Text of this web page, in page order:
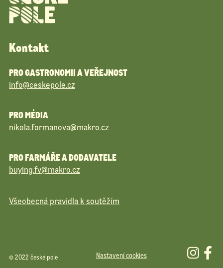
Kontakt
PRO GASTRONOMII A VEŘEJNOST
info@ceskepole.cz
PRO MÉDIA
nikola.formanova@makro.cz
PRO FARMÁŘE A DODAVATELE
buying.fv@makro.cz
Všeobecná pravidla k soutěžím
© 2022 české pole Nastavení cookies